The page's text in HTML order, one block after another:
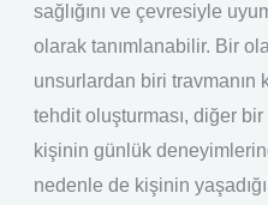
sağlığını ve çevresiyle
olarak tanımlanabilir. Bir
unsurlardan biri travmanın
tehdit oluşturması, diğer
kişinin günlük
nedenle de kişinin